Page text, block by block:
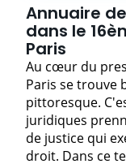
Annuaire
dans le
Paris
Au cœur du
Paris se trouve
pittoresque.
juridiques
de justice qui
droit. Dans ce